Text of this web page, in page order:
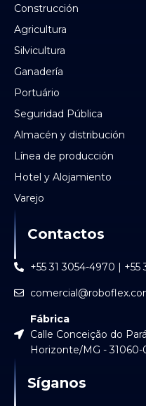
Construcción
Agricultura
Silvicultura
Ganadería
Portuário
Seguridad Pública
Almacén y distribución
Línea de producción
Hotel y Alojamiento
Varejo
Contactos
+55 31 3054-4970 | +55
Fábrica
Calle Conceição do
Horizonte/MG - 31060-
Síganos